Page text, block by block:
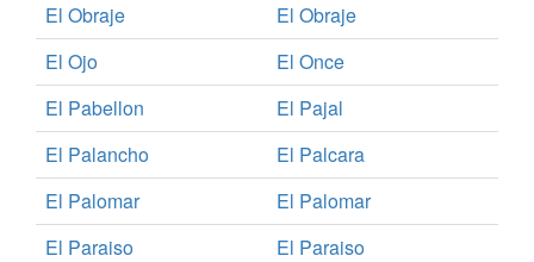
El Obraje
El Obraje
El Ojo
El Once
El Pabellon
El Pajal
El Palancho
El Palcara
El Palomar
El Palomar
El Paraiso
El Paraiso